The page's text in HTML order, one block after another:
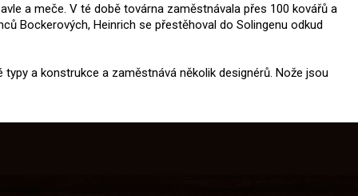
a meče. V té době továrna zaměstnávala přes 100 kovářů a
Bockerových, Heinrich se přestěhoval do Solingenu odkud
a konstrukce a zaměstnává několik designérů. Nože jsou